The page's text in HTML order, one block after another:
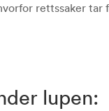
rettssaker tar
lupen: